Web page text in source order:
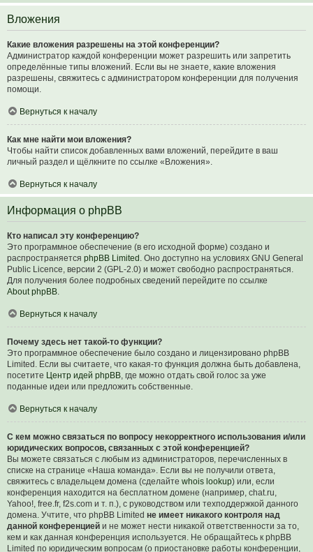
Вложения
Какие вложения разрешены на этой конференции?
Администратор каждой конференции может разрешить или запретить
определённые типы вложений. Если вы не знаете, какие вложения
разрешены, свяжитесь с администратором конференции для получения
помощи.
Вернуться к началу
Как мне найти мои вложения?
Чтобы найти список добавленных вами вложений, перейдите в ваш
личный раздел и щёлкните по ссылке «Вложения».
Вернуться к началу
Информация о phpBB
Кто написал эту конференцию?
Это программное обеспечение (в его исходной форме) создано и
распространяется phpBB Limited . Оно доступно на условиях GNU General
Public Licence, версии 2 (GPL-2.0) и может свободно распространяться.
Для получения более подробных сведений перейдите по ссылке
About phpBB.
Вернуться к началу
Почему здесь нет такой-то функции?
Это программное обеспечение было создано и лицензировано phpBB
Limited. Если вы считаете, что какая-то функция должна быть добавлена,
посетите Центр идей phpBB, где можно отдать свой голос за уже
поданные идеи или предложить собственные.
Вернуться к началу
С кем можно связаться по вопросу некорректного использования и/или
юридических вопросов, связанных с этой конференцией?
Вы можете связаться с любым из администраторов, перечисленных в
списке на странице «Наша команда». Если вы не получили ответа,
свяжитесь с владельцем домена (сделайте whois lookup) или, если
конференция находится на бесплатном домене (например, chat.ru,
Yahoo!, free.fr, f2s.com и т. п.), с руководством или техподдержкой данного
домена. Учтите, что phpBB Limited не имеет никакого контроля над
данной конференцией и не может нести никакой ответственности за то,
кем и как данная конференция используется. Не обращайтесь к phpBB
Limited по юридическим вопросам (о приостановке работы конференции,